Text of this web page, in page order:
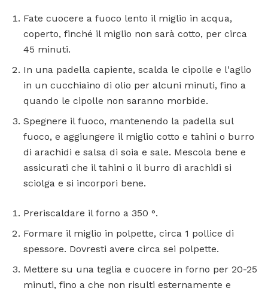
Fate cuocere a fuoco lento il miglio in acqua,
coperto, finché il miglio non sarà cotto, per circa
45 minuti.
In una padella capiente, scalda le cipolle e l'aglio
in un cucchiaino di olio per alcuni minuti, fino a
quando le cipolle non saranno morbide.
Spegnere il fuoco, mantenendo la padella sul
fuoco, e aggiungere il miglio cotto e tahini o burro
di arachidi e salsa di soia e sale. Mescola bene e
assicurati che il tahini o il burro di arachidi si
sciolga e si incorpori bene.
Preriscaldare il forno a 350 °.
Formare il miglio in polpette, circa 1 pollice di
spessore. Dovresti avere circa sei polpette.
Mettere su una teglia e cuocere in forno per 20-25
minuti, fino a che non risulti esternamente e